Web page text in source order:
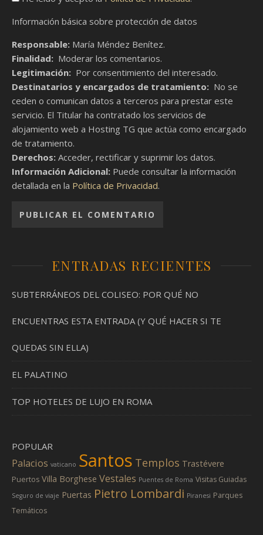
Información básica sobre protección de datos
Responsable: María Méndez Benítez.
Finalidad: Moderar los comentarios.
Legitimación: Por consentimiento del interesado.
Destinatarios y encargados de tratamiento: No se
ceden o comunican datos a terceros para prestar este
servicio. El Titular ha contratado los servicios de
alojamiento web a Hosting TG que actúa como encargado
de tratamiento.
Derechos: Acceder, rectificar y suprimir los datos.
Información Adicional: Puede consultar la información
detallada en la Política de Privacidad.
ENTRADAS RECIENTES
SUBTERRÁNEOS DEL COLISEO: POR QUÉ NO
ENCUENTRAS ESTA ENTRADA (Y QUÉ HACER SI TE
QUEDAS SIN ELLA)
EL PALATINO
TOP HOTELES DE LUJO EN ROMA
POPULAR
Palacios vaticano Santos Templos Trastévere
Puertos Villa Borghese Vestales Puentes de Roma Visitas Guiadas
Seguro de viaje Puertas Pietro Lombardi Piranesi Parques
Temáticos